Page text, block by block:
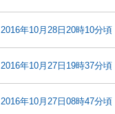
2016年10月28日20時10分頃
2016年10月27日19時37分頃
2016年10月27日08時47分頃